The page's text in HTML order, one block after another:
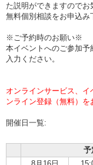
た説明ができますのでお
無料個別相談をお申込み
※ご予約時のお願い※
本イベントへのご参加
入力ください。
オンラインサービス、
ンライン登録（無料）を
開催日一覧:
予